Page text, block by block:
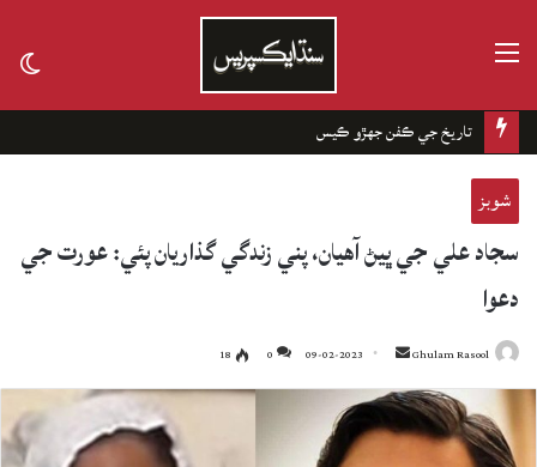
تاريخ جي ڪفن جھڙو ڪيس
شوبز
سجاد علي جي ڀيڻ آهيان، پني زندگي گذاريان پئي: عورت جي
دعوا
Ghulam Rasool
Send
an
email
09-02-2023
0
18